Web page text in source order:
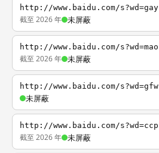
http://www.baidu.com/s?wd=gay
截至 2026 年 未屏蔽
http://www.baidu.com/s?wd=mao
截至 2026 年 未屏蔽
http://www.baidu.com/s?wd=gfw
未屏蔽
http://www.baidu.com/s?wd=ccp
截至 2026 年 未屏蔽